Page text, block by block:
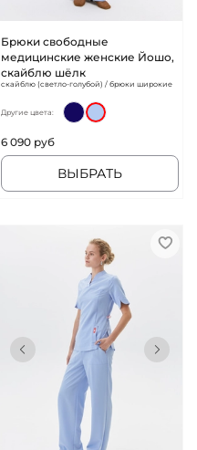
Брюки свободные
медицинские женские Йошо,
скайблю шёлк
скайблю (светло-голубой) / брюки широкие
Другие цвета:
6 090 руб
ВЫБРАТЬ